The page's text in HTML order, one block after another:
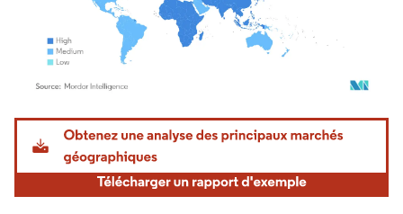
Image © Mordor Intelligence. La réutilisation nécessite une attribution sous CC BY